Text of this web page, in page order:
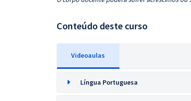
Conteúdo deste curso
Videoaulas
Língua Portuguesa